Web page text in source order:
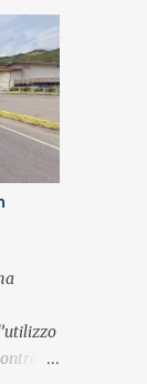
come
e
si
in
della
da
da
We